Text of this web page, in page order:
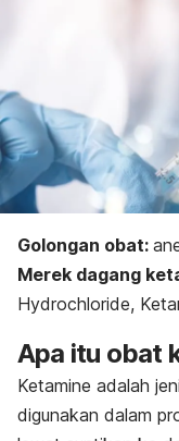
Golongan obat:
Merek dagang
Hydrochloride,
Apa itu obat
Ketamine adalah
digunakan dalam